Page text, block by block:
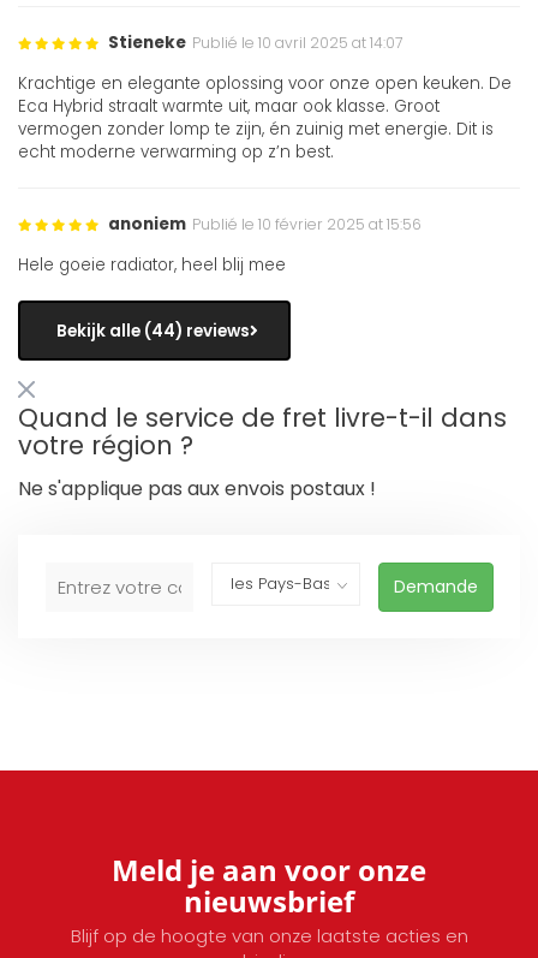
Stieneke Publié le 10 avril 2025 at 14:07
Krachtige en elegante oplossing voor onze open keuken. De
Eca Hybrid straalt warmte uit, maar ook klasse. Groot
vermogen zonder lomp te zijn, én zuinig met energie. Dit is
echt moderne verwarming op z’n best.
anoniem Publié le 10 février 2025 at 15:56
Hele goeie radiator, heel blij mee
Bekijk alle (44) reviews
Quand le service de fret livre-t-il dans
votre région ?
Ne s'applique pas aux envois postaux !
Demande
Meld je aan voor onze
nieuwsbrief
Blijf op de hoogte van onze laatste acties en